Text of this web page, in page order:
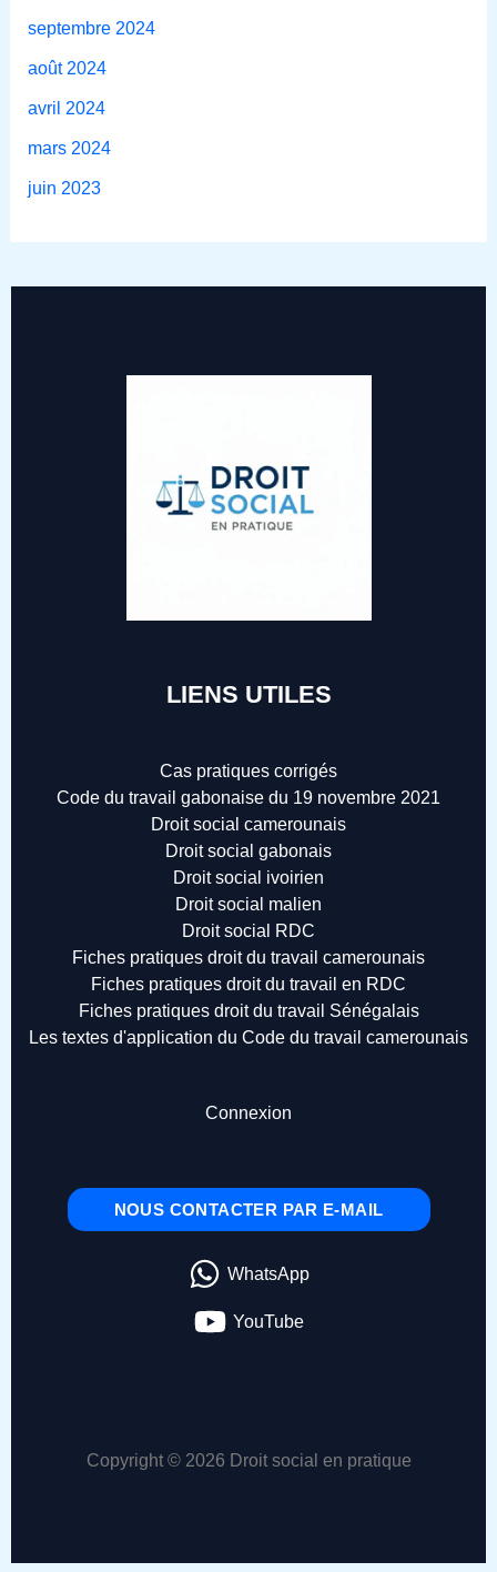
septembre 2024
août 2024
avril 2024
mars 2024
juin 2023
LIENS UTILES
Cas pratiques corrigés
Code du travail gabonaise du 19 novembre 2021
Droit social camerounais
Droit social gabonais
Droit social ivoirien
Droit social malien
Droit social RDC
Fiches pratiques droit du travail camerounais
Fiches pratiques droit du travail en RDC
Fiches pratiques droit du travail Sénégalais
Les textes d'application du Code du travail camerounais
Connexion
NOUS CONTACTER PAR E-MAIL
WhatsApp
YouTube
Copyright © 2026 Droit social en pratique